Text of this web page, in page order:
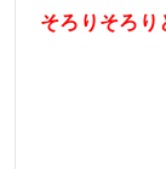
そろりそろ